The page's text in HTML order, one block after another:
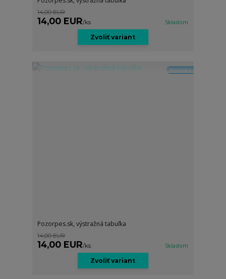
14,00 EUR
14,00 EUR/ks Skladom
Zvoliť variant
Novinka
Pozorpes.sk, výstražná tabuľka
14,00 EUR
14,00 EUR/ks Skladom
Zvoliť variant